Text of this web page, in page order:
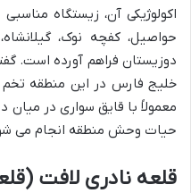
اکولوژیکی آن، زیستگاه
حواصیل، کفچه نوک،
خلیج فارس در این منطقه تخم
معمولاً با قایق سواری در
حیات وحش منطقه انجام می
قلعه نادری لافت